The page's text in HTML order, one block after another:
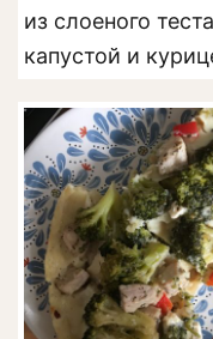
из слоеного
капустой и